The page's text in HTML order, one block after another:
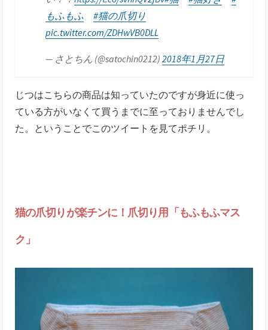
もふもふ
#猫の爪切り
pic.twitter.com/ZDHwVB0DLL
— さとちん (@satochin0212)2018年1月27日
じつはこちらの商品は知っていたのですが身近に使っ
ている方がいなくて買うまでに至っておりませんでし
た。ということでこのツイートを見てポチリ。
猫の爪切りが楽チンに！爪切り用「もふもふマス
ク」